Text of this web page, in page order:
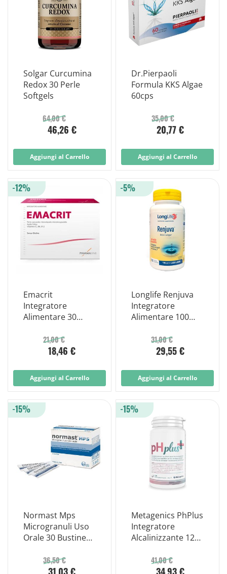
Solgar Curcumina
Redox 30 Perle
Softgels
64,00 €
46,26 €
Aggiungi al Carrello
Dr.Pierpaoli
Formula KKS Algae
60cps
35,00 €
20,77 €
Aggiungi al Carrello
Emacrit
Integratore
Alimentare 30
21,00 €
18,46 €
-12%
Aggiungi al Carrello
Longlife Renjuva
Integratore
Alimentare 100
31,00 €
29,55 €
-5%
Aggiungi al Carrello
Normast Mps
Microgranuli Uso
Orale 30 Bustine
36,50 €
-15%
Metagenics PhPlus
Integratore
Alcalinizzante 120
41,00 €
-15%